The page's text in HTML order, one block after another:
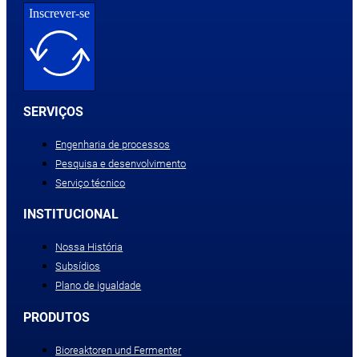
Inscrever-se
SERVIÇOS
Engenharia de processos
Pesquisa e desenvolvimento
Serviço técnico
INSTITUCIONAL
Nossa História
Subsídios
Plano de igualdade
PRODUTOS
Bioreaktoren und Fermenter